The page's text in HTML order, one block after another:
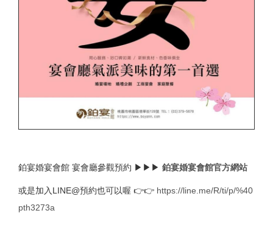
鉑宴婚宴會館 宴會廳參觀預約 ▶▶▶ 鉑宴婚宴會館官方網站
或是加入LINE@預約也可以喔 👉👉 https://line.me/R/ti/p/%40
pth3273a